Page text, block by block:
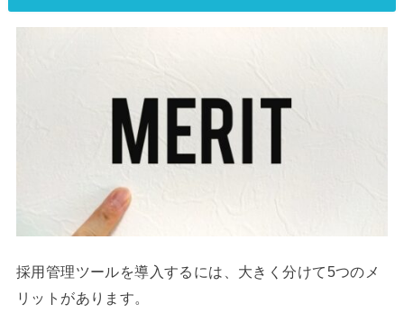
採用管理ツールを導入するには、大きく分けて5つのメ
リットがあります。